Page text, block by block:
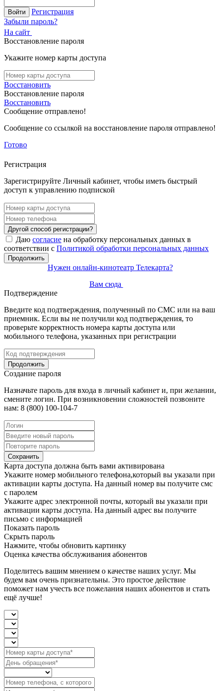
Войти
Регистрация
Забыли пароль?
На сайт
Восстановление пароля
Укажите номер карты доступа
Восстановить
Восстановление пароля
Восстановить
Сообщение отправлено!
Сообщение со ссылкой на восстановление пароля отправлено!
Готово
Регистрация
Зарегистрируйте Личный кабинет, чтобы иметь быстрый
доступ к управлению подпиской
Другой способ регистрации?
Даю согласие на обработку персональных данных в
соответствии с Политикой обработки персональных данных
Продолжить
Нужен онлайн-кинотеатр Телекарта?
Вам сюда
Подтверждение
Введите код подтверждения, полученный по СМС или на ваш
приемник. Если вы не получили код подтверждения, то
проверьте корректность номера карты доступа или
мобильного телефона, указанных при регистрации
Продолжить
Создание пароля
Назначьте пароль для входа в личный кабинет и, при желании,
смените логин. При возникновении сложностей позвоните
нам: 8 (800) 100-104-7
Сохранить
Карта доступа должна быть вами активирована
Укажите номер мобильного телефона,который вы указали при
активации карты доступа. На данный номер вы получите смс
с паролем
Укажите адрес электронной почты, который вы указали при
активации карты доступа. На данный адрес вы получите
письмо с информацией
Показать пароль
Скрыть пароль
Нажмите, чтобы обновить картинку
Оценка качества обслуживания абонентов
Поделитесь вашим мнением о качестве наших услуг. Мы
будем вам очень признательны. Это простое действие
поможет нам учесть все пожелания наших абонентов и стать
ещё лучше!